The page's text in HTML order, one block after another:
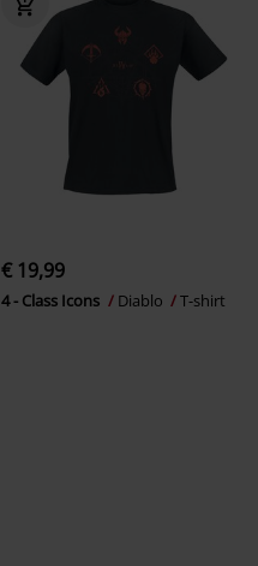
€ 19,99
4 - Class Icons Diablo T-shirt